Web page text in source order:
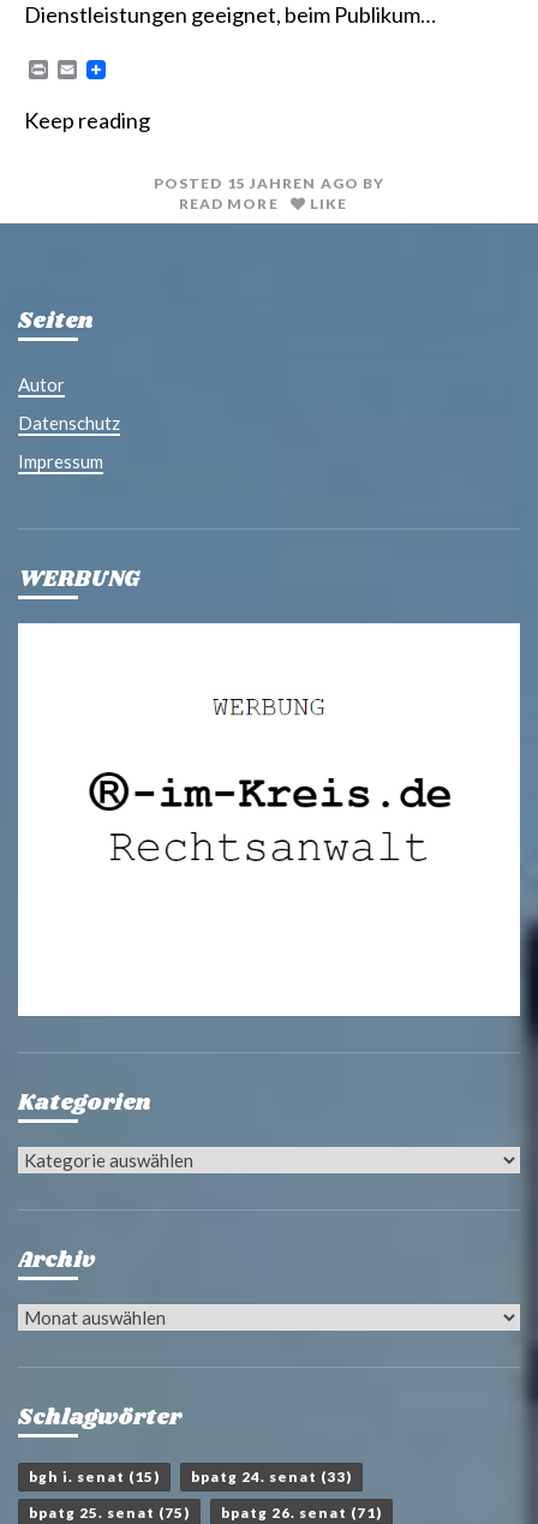
Dienstleistungen geeignet, beim Publikum…
n
E
i
Keep reading
POSTED 15 JAHREN AGO BY
READ MORE
LIKE
Seiten
Autor
Datenschutz
Impressum
WERBUNG
Kategorien
Kategorien
Archiv
Archiv
Schlagwörter
bgh i. senat (15) bpatg 24. senat (33)
bpatg 25. senat (75) bpatg 26. senat (71)